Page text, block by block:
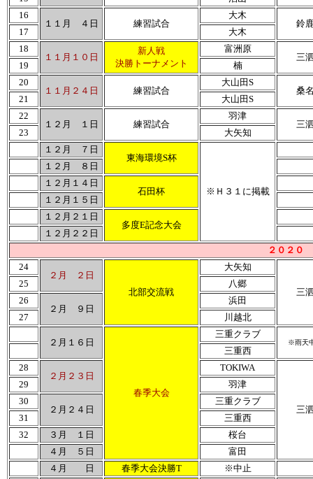
16
１１月 ４日
練習試合
大木
鈴
17
大木
18
１１月１０日
新人戦
決勝トーナメント
富洲原
三
19
楠
20
１１月２４日
練習試合
大山田S
桑
21
大山田S
22
１２月 １日
練習試合
羽津
三
23
大矢知
１２月 ７日
東海環境S杯
※Ｈ３１に掲載
１２月 ８日
１２月１４日
石田杯
１２月１５日
１２月２１日
多度E記念大会
１２月２２日
２０２０
24
２月 ２日
北部交流戦
大矢知
三
25
八郷
26
２月 ９日
浜田
27
川越北
２月１６日
春季大会
三重クラブ
※雨天
三重西
28
２月２３日
TOKIWA
三
29
羽津
30
２月２４日
三重クラブ
31
三重西
32
３月 １日
桜台
４月 ５日
富田
４月 日
春季大会決勝T
※中止